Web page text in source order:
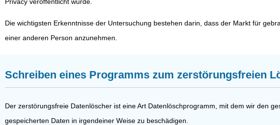
Die wichtigsten Erkenntnisse der Untersuchung bestehen darin, dass der Markt für
einer anderen Person anzunehmen.
Schreiben eines Programms zum zerstörungsfreien
Der zerstörungsfreie Datenlöscher ist eine Art Datenlöschprogramm, mit dem wir den
gespeicherten Daten in irgendeiner Weise zu beschädigen.